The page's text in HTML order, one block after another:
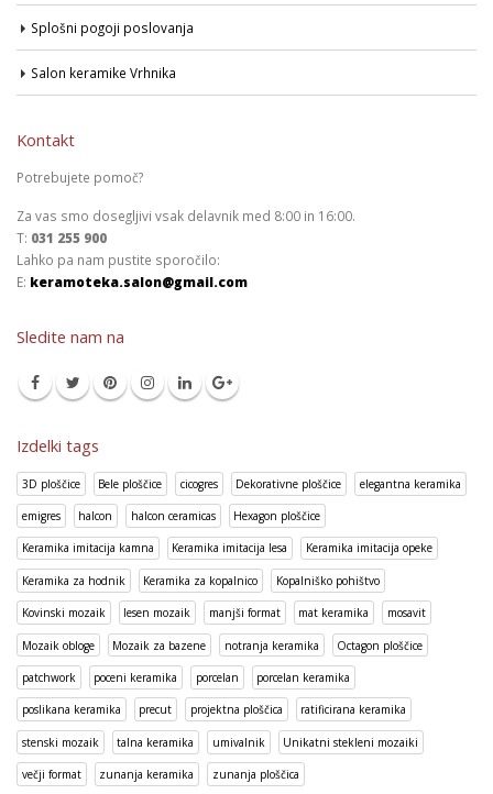
Splošni pogoji poslovanja
Salon keramike Vrhnika
Kontakt
Potrebujete pomoč?
Za vas smo dosegljivi vsak delavnik med 8:00 in 16:00.
T: 031 255 900
Lahko pa nam pustite sporočilo:
E: keramoteka.salon@gmail.com
Sledite nam na
Izdelki tags
3D ploščice Bele ploščice cicogres Dekorativne ploščice elegantna keramika
emigres halcon halcon ceramicas Hexagon ploščice
Keramika imitacija kamna Keramika imitacija lesa Keramika imitacija opeke
Keramika za hodnik Keramika za kopalnico Kopalniško pohištvo
Kovinski mozaik lesen mozaik manjši format mat keramika mosavit
Mozaik obloge Mozaik za bazene notranja keramika Octagon ploščice
patchwork poceni keramika porcelan porcelan keramika
poslikana keramika precut projektna ploščica ratificirana keramika
stenski mozaik talna keramika umivalnik Unikatni stekleni mozaiki
večji format zunanja keramika zunanja ploščica